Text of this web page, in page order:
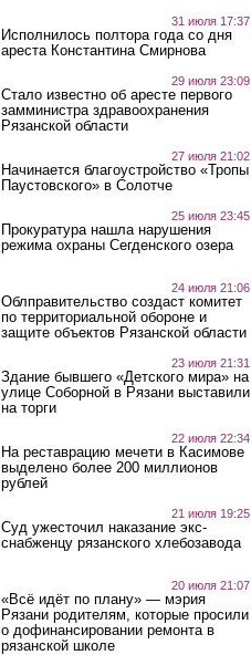
31 июля 17:37
Исполнилось полтора года со дня
ареста Константина Смирнова
29 июля 23:09
Стало известно об аресте первого
замминистра здравоохранения
Рязанской области
27 июля 21:02
Начинается благоустройство «Тропы
Паустовского» в Солотче
25 июля 23:45
Прокуратура нашла нарушения
режима охраны Сегденского озера
24 июля 21:06
Облправительство создаст комитет
по территориальной обороне и
защите объектов Рязанской области
23 июля 21:31
Здание бывшего «Детского мира» на
улице Соборной в Рязани выставили
на торги
22 июля 22:34
На реставрацию мечети в Касимове
выделено более 200 миллионов
рублей
21 июля 19:25
Суд ужесточил наказание экс-
снабженцу рязанского хлебозавода
20 июля 21:07
«Всё идёт по плану» — мэрия
Рязани родителям, которые просили
о дофинансировании ремонта в
рязанской школе